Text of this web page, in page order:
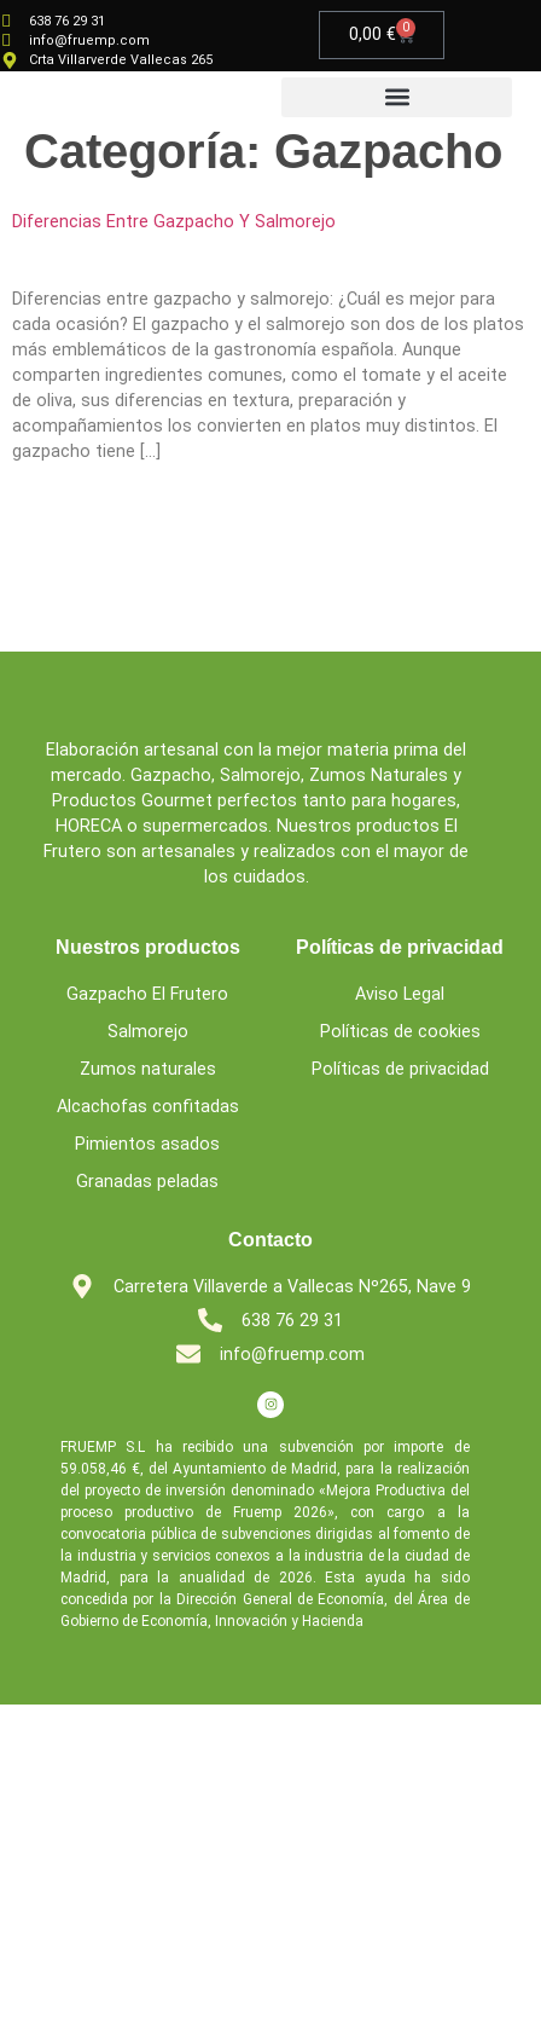
638 76 29 31
info@fruemp.com
Crta Villarverde Vallecas 265
0,00€ 0
Categoría: Gazpacho
Diferencias Entre Gazpacho Y Salmorejo
Diferencias entre gazpacho y salmorejo: ¿Cuál es mejor para
cada ocasión? El gazpacho y el salmorejo son dos de los platos
más emblemáticos de la gastronomía española. Aunque
comparten ingredientes comunes, como el tomate y el aceite
de oliva, sus diferencias en textura, preparación y
acompañamientos los convierten en platos muy distintos. El
gazpacho tiene […]
Elaboración artesanal con la mejor materia prima del
mercado. Gazpacho, Salmorejo, Zumos Naturales y
Productos Gourmet perfectos tanto para hogares,
HORECA o supermercados. Nuestros productos El
Frutero son artesanales y realizados con el mayor de
los cuidados.
Nuestros productos
Gazpacho El Frutero
Salmorejo
Zumos naturales
Alcachofas confitadas
Pimientos asados
Granadas peladas
Políticas de privacidad
Aviso Legal
Políticas de cookies
Políticas de privacidad
Contacto
Carretera Villaverde a Vallecas Nº265, Nave 9
638 76 29 31
info@fruemp.com
FRUEMP S.L ha recibido una subvención por importe de
59.058,46 €, del Ayuntamiento de Madrid, para la realización
del proyecto de inversión denominado «Mejora Productiva del
proceso productivo de Fruemp 2026», con cargo a la
convocatoria pública de subvenciones dirigidas al fomento de
la industria y servicios conexos a la industria de la ciudad de
Madrid, para la anualidad de 2026. Esta ayuda ha sido
concedida por la Dirección General de Economía, del Área de
Gobierno de Economía, Innovación y Hacienda